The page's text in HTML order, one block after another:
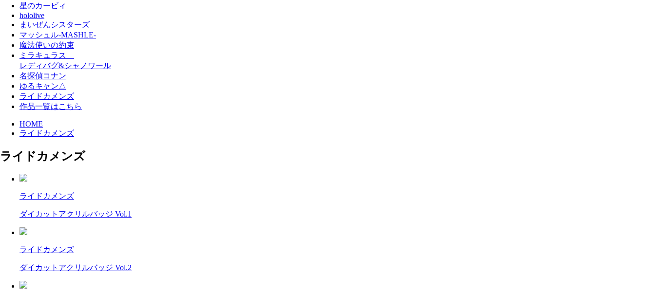
星のカービィ
hololive
まいぜんシスターズ
マッシュル-MASHLE-
魔法使いの約束
ミラキュラス
レディバグ&シャノワール
名探偵コナン
ゆるキャン△
ライドカメンズ
作品一覧はこちら
HOME
ライドカメンズ
ライドカメンズ
ライドカメンズ
ダイカットアクリルバッジ Vol.1
ライドカメンズ
ダイカットアクリルバッジ Vol.2